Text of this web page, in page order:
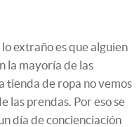
extraño es que alguien
la mayoría de las
tienda de ropa no vemos
las prendas. Por eso se
día de concienciación